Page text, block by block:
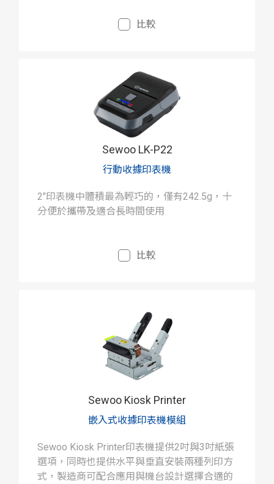
比較
Sewoo LK-P22
行動收據印表機
2"印表機中體積最為輕巧的，僅有242.5g，十
分便於攜帶及適合長時間使用
比較
Sewoo Kiosk Printer
嵌入式收據印表機模組
Sewoo Kiosk Printer印表機提供2吋與3吋紙張
選項，同時也提供水平與垂直安裝兩種列印方
式，製造商可配合應用與機台設計選擇合適的